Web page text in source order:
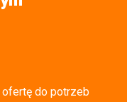
do potrzeb